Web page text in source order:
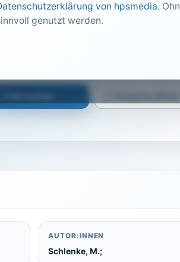
von hpsmedia.
genutzt werden.
6 · S. 34 bis 36
AUTOR:INNEN
Schlenke, M.;